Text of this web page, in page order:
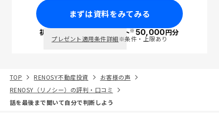
まずは資料をみてみる
初回面談で ポイント※50,000円分
プレゼント適用条件詳細※条件・上限あり
TOP RENOSY不動産投資
お客様の声
RENOSY（リノシー）の評判・口コミ
話を最後まで聞いて自分で判断しよう